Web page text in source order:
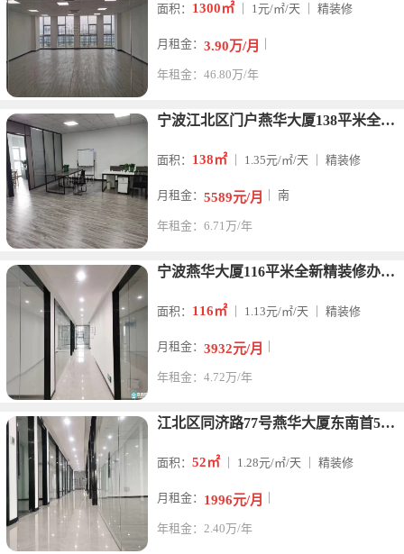
面积： 1300㎡｜ 1元/㎡/天 ｜ 精装修
月租金： 3.90万/月
年租金：46.80万/年
宁波江北区门户燕华大厦138平米全新装修写字楼出租
面积： 138㎡｜ 1.35元/㎡/天 ｜ 精装修
月租金： 5589元/月 ｜ 南
年租金：6.71万/年
宁波燕华大厦116平米全新精装修办公室出租
面积： 116㎡｜ 1.13元/㎡/天 ｜ 精装修
月租金： 3932元/月
年租金：4.72万/年
江北区同济路77号燕华大厦东南首52平出租2000元
面积： 52㎡｜ 1.28元/㎡/天 ｜ 精装修
月租金： 1996元/月
年租金：2.40万/年